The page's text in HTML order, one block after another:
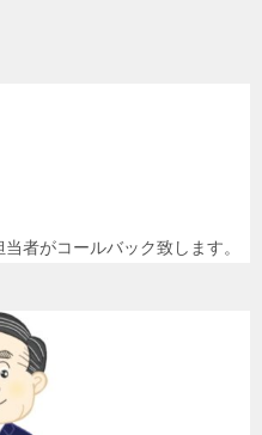
者がコールバック致します。